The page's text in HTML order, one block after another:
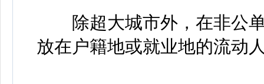
除超大城市外，在非公单
放在户籍地或就业地的流动